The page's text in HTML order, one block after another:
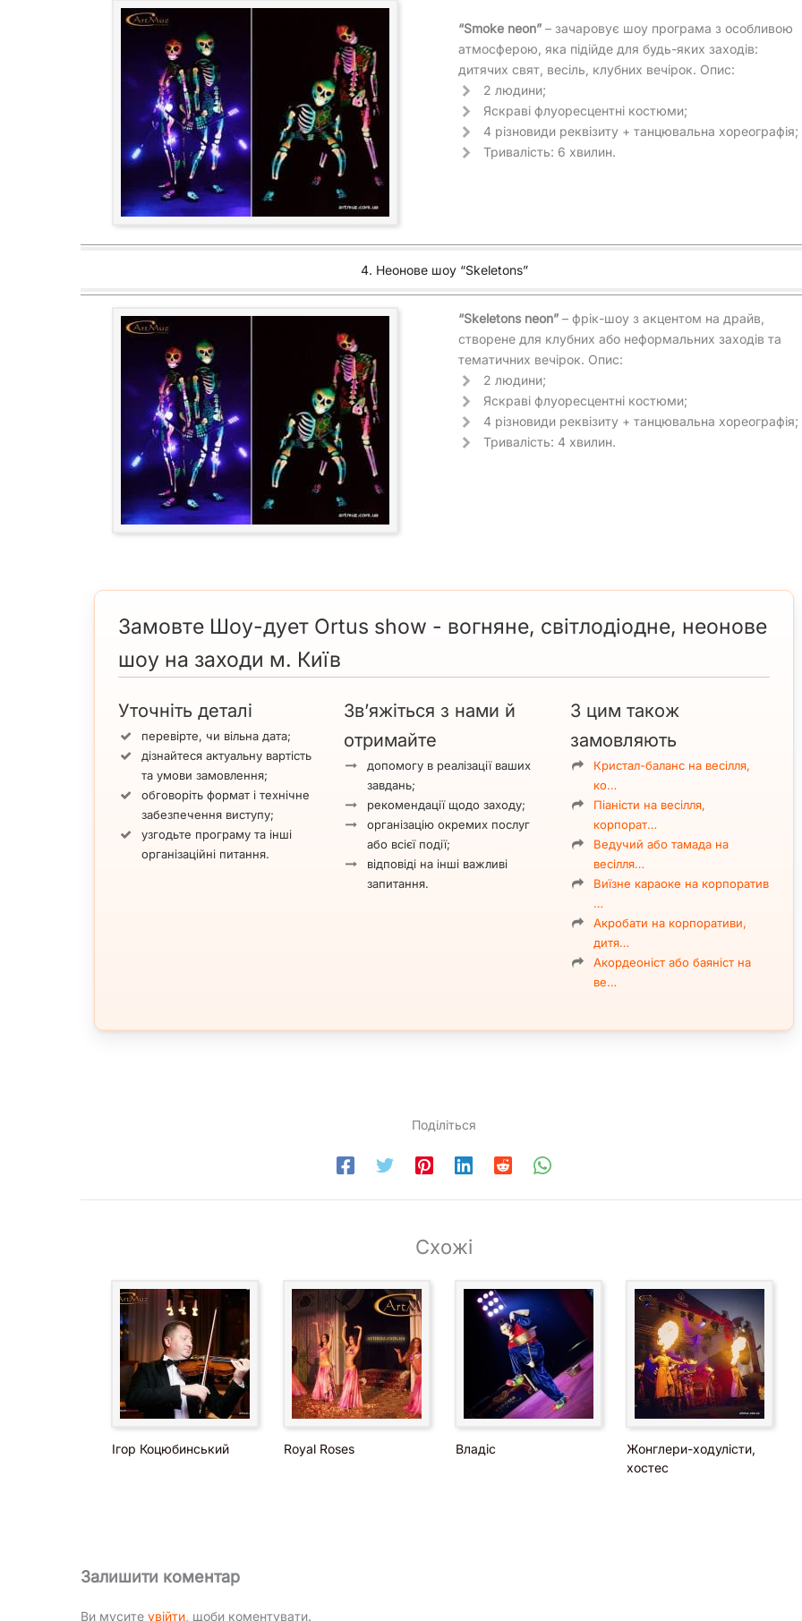
“Smoke neon” – зачаровує шоу програма з особливою
атмосферою, яка підійде для будь-яких заходів:
дитячих свят, весіль, клубних вечірок. Опис:
2 людини;
Яскраві флуоресцентні костюми;
4 різновиди реквізиту + танцювальна хореографія;
Тривалість: 6 хвилин.
4. Неонове шоу “Skeletons”
“Skeletons neon” – фрік-шоу з акцентом на драйв,
створене для клубних або неформальних заходів та
тематичних вечірок. Опис:
2 людини;
Яскраві флуоресцентні костюми;
4 різновиди реквізиту + танцювальна хореографія;
Тривалість: 4 хвилин.
Замовте Шоу-дует Ortus show - вогняне, світлодіодне, неонове
шоу на заходи м. Київ
Уточніть деталі
перевірте, чи вільна дата;
дізнайтеся актуальну вартість
та умови замовлення;
обговоріть формат і технічне
забезпечення виступу;
узгодьте програму та інші
організаційні питання.
Зв’яжіться з нами й
отримайте
допомогу в реалізації ваших
завдань;
рекомендації щодо заходу;
організацію окремих послуг
або всієї події;
відповіді на інші важливі
запитання.
З цим також
замовляють
Кристал-баланс на весілля,
ко…
Піаністи на весілля,
корпорат…
Ведучий або тамада на
весілля…
Виїзне караоке на корпоратив
…
Акробати на корпоративи,
дитя…
Акордеоніст або баяніст на
ве…
Поділіться
Схожі
Ігор Коцюбинський Royal Roses Владіс
Жонглери-ходулісти,
хостес
Залишити коментар
Ви мусите увійти , щоби коментувати.